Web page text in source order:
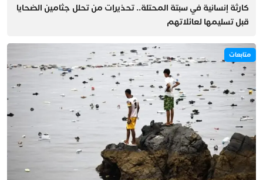
كارثة إنسانية في سبتة المحتلة.. تحذيرات من تحلل جثامين الضحايا
قبل تسليمها لعائلاتهم
متابعات